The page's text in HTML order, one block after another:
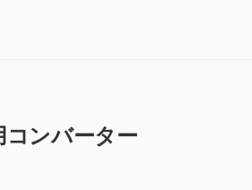
コンバーター